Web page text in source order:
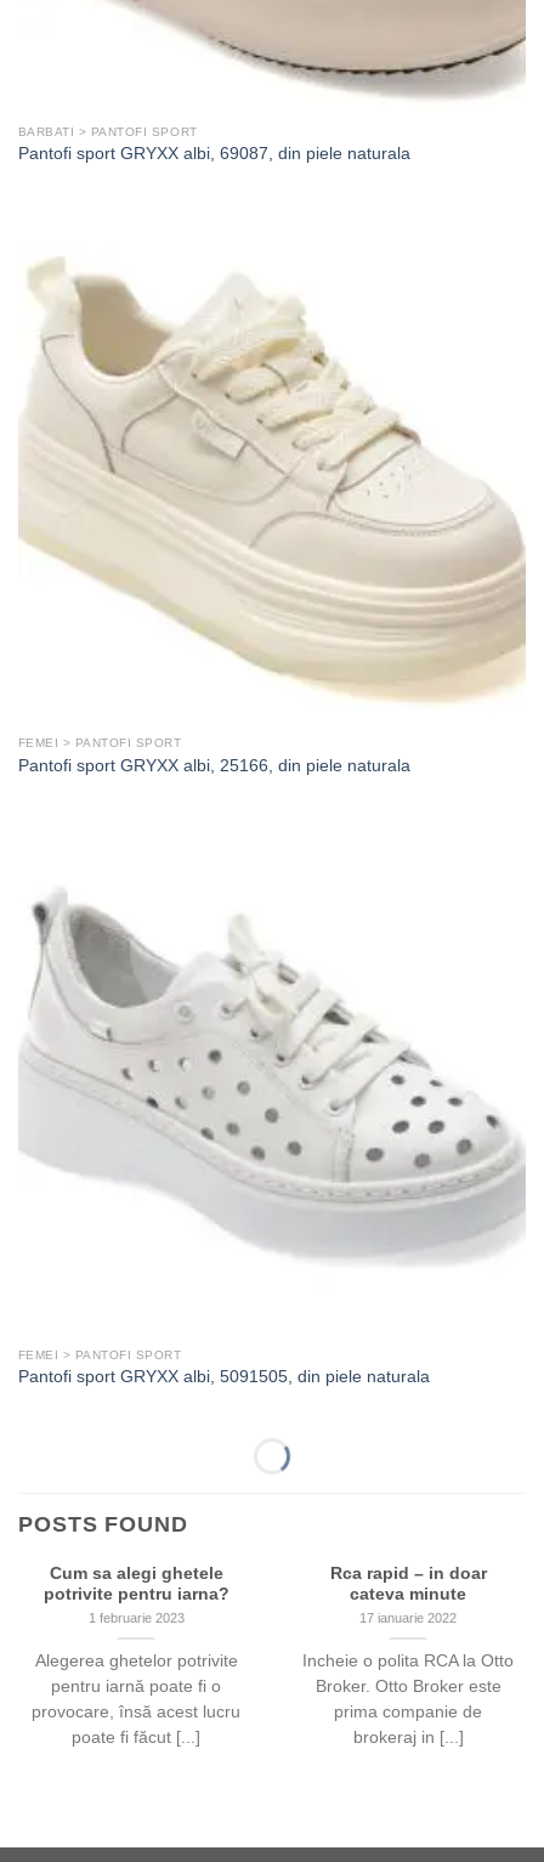
BARBATI > PANTOFI SPORT
Pantofi sport GRYXX albi, 69087, din piele naturala
FEMEI > PANTOFI SPORT
Pantofi sport GRYXX albi, 25166, din piele naturala
FEMEI > PANTOFI SPORT
Pantofi sport GRYXX albi, 5091505, din piele naturala
POSTS FOUND
Cum sa alegi ghetele
potrivite pentru iarna?
1 februarie 2023
Alegerea ghetelor potrivite
pentru iarnă poate fi o
provocare, însă acest lucru
poate fi făcut [...]
Rca rapid – in doar
cateva minute
17 ianuarie 2022
Incheie o polita RCA la Otto
Broker. Otto Broker este
prima companie de
brokeraj in [...]